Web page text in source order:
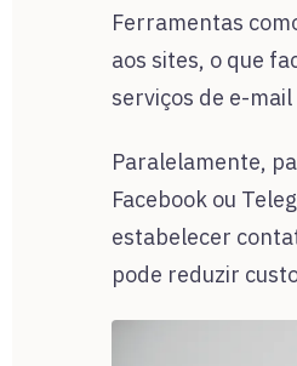
Ferramentas
aos sites, o que
serviços de e-
Paralelamente,
Facebook ou
estabelecer
pode reduzir